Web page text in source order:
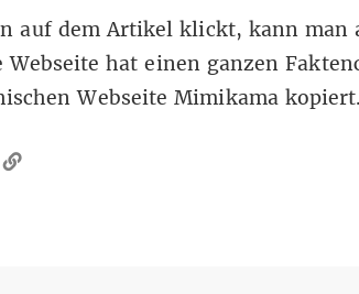
auf dem Artikel klickt, kann man
Webseite hat einen ganzen
Webseite Mimikamakopiert.